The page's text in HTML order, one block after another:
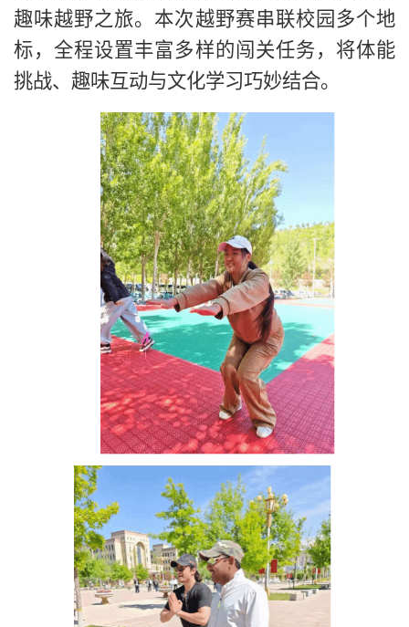
趣味越野之旅。本次越野赛串联校园多个地
标，全程设置丰富多样的闯关任务，将体能
挑战、趣味互动与文化学习巧妙结合。